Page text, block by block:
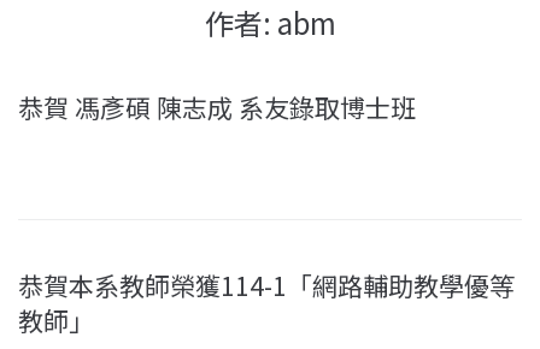
作者: abm
恭賀 馮彥碩 陳志成 系友錄取博士班
恭賀本系教師榮獲114-1「網路輔助教學優等
教師」